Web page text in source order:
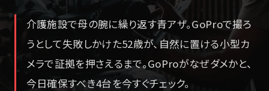
介護施設で母の腕に繰り返す青アザ。GoProで撮ろ
うとして失敗しかけた52歳が、自然に置ける小型カ
メラで証拠を押さえるまで。GoProがなぜダメかと、
今日確保すべき4台を今すぐチェック。